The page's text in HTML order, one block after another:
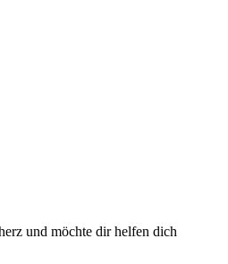
und möchte dir helfen dich